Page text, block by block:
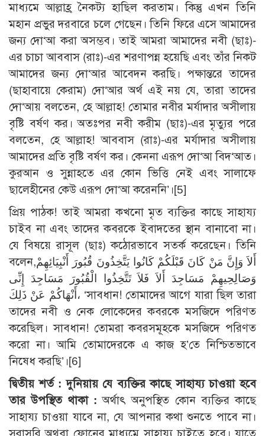
মাধ্যমে আল্লাহ্র নৈকট্য হাছিল করতাম। কিন্তু এখন তিনি
মহান প্রভুর দরবারে চলে গেছেন। তিনি ফিরে এসে আমাদের
জন্য দো‘আ করা অসম্ভব। তাই আমরা আমাদের নবী (ছাঃ)-
এর চাচা আববাস (রাঃ)-এর শরণাপন্ন হয়েছি এবং তাঁর নিকট
আমাদের জন্য দো‘আর আবেদন করছি। পক্ষান্তরে তাদের
(ছাহাবায়ে কেরাম) দো‘আর অর্থ এই নয় যে, তারা তাদের
দো‘আয় বলতেন, হে আল্লাহ! তোমার নবীর মর্যাদার অসীলায়
বৃষ্টি বর্ষণ কর। অতঃপর নবী করীম (ছাঃ)-এর মৃত্যুর পরে
বলতেন, হে আল্লাহ! আববাস (রাঃ)-এর মর্যাদার অসীলায়
আমাদের প্রতি বৃষ্টি বর্ষণ কর। কেননা এরূপ দো‘আ বিদ‘আত।
কুরআন ও সুন্নাহতে এর কোন ভিত্তি নেই এবং সালাফে
ছালেহীনের কেউ এরূপ দো‘আ করেননি’।[5]
প্রিয় পাঠক! তাই আমরা কখনো মৃত ব্যক্তির কাছে সাহায্য
চাইব না এবং তাদের কবরকে ইবাদতের স্থান বানাবো না।
যে বিষয়ে রাসূল (ছাঃ) কঠোরভাবে সতর্ক করেছেন। তিনি
বলেন,أَلاَ وَإِنَّ مَنْ كَانَ قَبْلَكُمْ كَانُوا يَتَّخِذُونَ قُبُورَ أَنْبِيَائِهِمْ
وَصَالِحِيهِمْ مَسَاجِدَ أَلاَ فَلاَ تَتَّخِذُوا الْقُبُورَ مَسَاجِدَ إِنِّى
أَنْهَاكُمْ عَنْ ذَلِكَ، ‘সাবধান! তোমাদের আগে যারা ছিল তারা
তাদের নবী ও নেক লোকেদের কবরকে মসজিদে পরিণত
করেছিল। সাবধান! তোমরা কবরসমূহকে মসজিদে পরিণত
করো না। আমি তোমাদেরকে এ কাজ হ’তে নিশ্চিতভাবে
নিষেধ করছি’।[6]
দ্বিতীয় শর্ত : দুনিয়ায় যে ব্যক্তির কাছে সাহায্য চাওয়া হবে
তার উপস্থিত থাকা : অর্থাৎ অনুপস্থিত কোন ব্যক্তির কাছে
সাহায্য চাওয়া যাবে না, যে আপনার কথা শুনতে পাবে না।